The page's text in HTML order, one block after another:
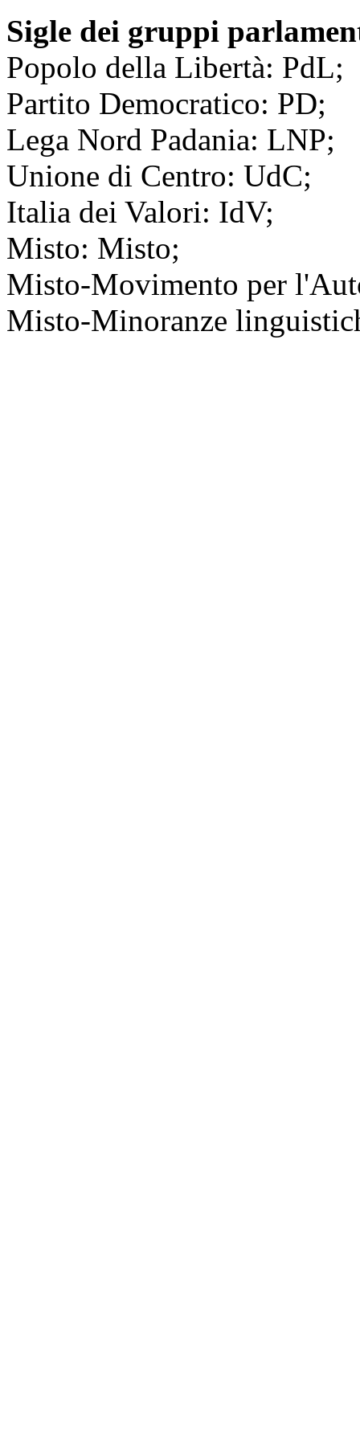
Sigle dei gruppi
Popolo della Libertà: PdL;
Partito Democratico: PD;
Lega Nord Padania: LNP;
Unione di Centro: UdC;
Italia dei Valori: IdV;
Misto: Misto;
Misto-Movimento per
Misto-Minoranze